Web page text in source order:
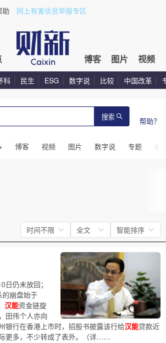
助 网上有害信息举报专区
博客 图片 视频
科 民生 ESG 数字说 比较 中国改革
搜索 帮助？
博客 视频 图片 数字说 专题 会议
时间不限 全文 智能排序
仍未放回；
崩盘始于
汉能资金链旋
田伟个人亦向
银行在香港上市时，招股书披露该行给汉能贷款近
更多，不少转成了表外。（详……